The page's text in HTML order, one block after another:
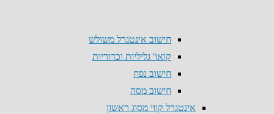
חישוב אינטגרל משולש
קואו' גליליות וכדוריות
חישוב נפח
חישוב מסה
אינטגרל קווי מסוג ראשון